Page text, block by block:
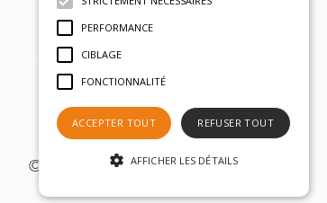
© tobam 2022
PERFORMANCE
CIBLAGE
FONCTIONNALITÉ
ACCEPTER TOUT REFUSER TOUT
AFFICHER LES DÉTAILS